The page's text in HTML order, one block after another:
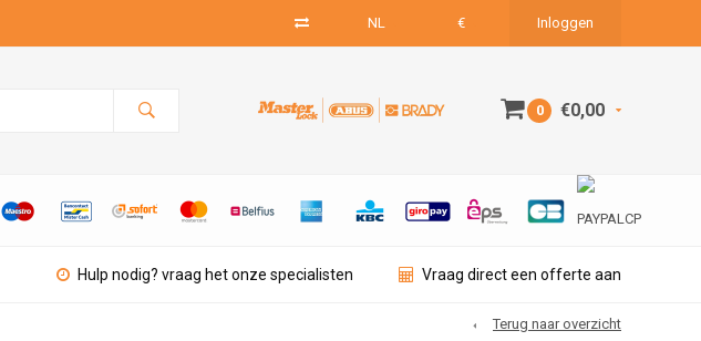
NL € Inloggen
0 €0,00
Hulp nodig? vraag het onze specialisten Vraag direct een offerte aan
Terug naar overzicht